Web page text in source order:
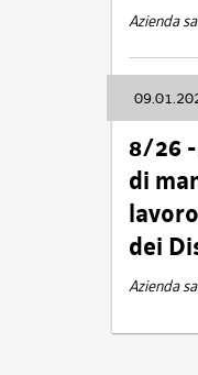
Azienda
8/26
di
dei
Azienda